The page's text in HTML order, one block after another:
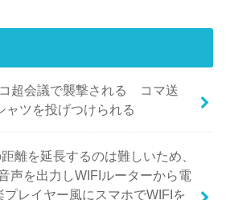
超会議で襲撃される コマ送
ャツを投げつけられる
離を延長するのは難しいため、
声を出力しWIFIルーターから電
レイヤー風にスマホでWIFIを